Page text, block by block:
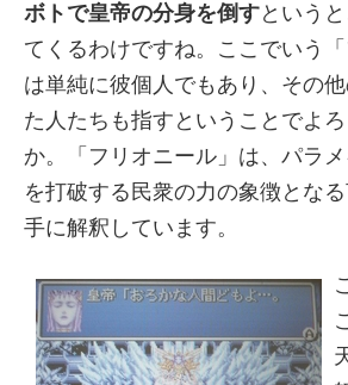
ボトで皇帝の分身を倒すという
てくるわけですね。ここでいう「
は単純に彼個人でもあり、その
た人たちも指すということでよ
か。「フリオニール」は、パラ
を打破する民衆の力の象徴とな
手に解釈しています。